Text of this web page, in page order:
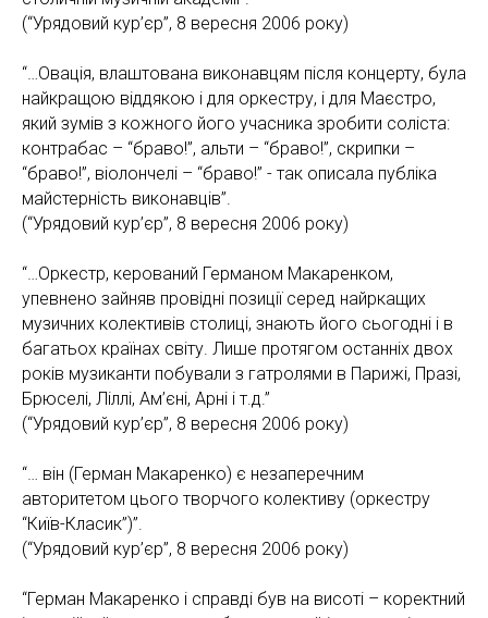
(“Урядовий кур’єр”, 8 вересня 2006 року)
“…Овація, влаштована виконавцям після концерту, була
найкращою віддякою і для оркестру, і для Маєстро,
який зумів з кожного його учасника зробити соліста:
контрабас – “браво!”, альти – “браво!”, скрипки –
“браво!”, віолончелі – “браво!” - так описала публіка
майстерність виконавців”.
(“Урядовий кур’єр”, 8 вересня 2006 року)
“…Оркестр, керований Германом Макаренком,
упевнено зайняв провідні позиції серед найркащих
музичних колективів столиці, знають його сьогодні і в
багатьох країнах світу. Лише протягом останніх двох
років музиканти побували з гатролями в Парижі, Празі,
Брюселі, Ліллі, Ам’єні, Арні і т.д.”
(“Урядовий кур’єр”, 8 вересня 2006 року)
“… він (Герман Макаренко) є незаперечним
авторитетом цього творчого колективу (оркестру
“Київ-Класик”)”.
(“Урядовий кур’єр”, 8 вересня 2006 року)
“Герман Макаренко і справді був на висоті – коректний